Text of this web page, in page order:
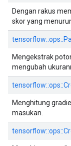
Dengan rakus
skor yang
Mengekstrak
mengubah
Menghitung
masukan.